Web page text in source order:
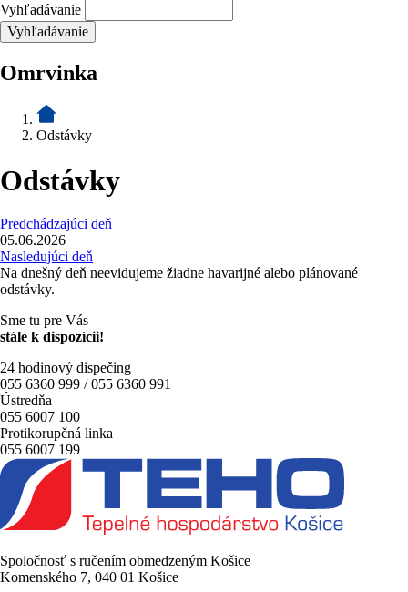
Vyhľadávanie
Omrvinka
Odstávky
Odstávky
Predchádzajúci deň
05.06.2026
Nasledujúci deň
Na dnešný deň neevidujeme žiadne havarijné alebo plánované
odstávky.
Sme tu pre Vás
stále k dispozícii!
24 hodinový dispečing
055 6360 999 / 055 6360 991
Ústredňa
055 6007 100
Protikorupčná linka
055 6007 199
Spoločnosť s ručením obmedzeným Košice
Komenského 7, 040 01 Košice